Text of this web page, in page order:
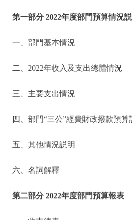
第一部分 2022年度部門預算情況
一、部門基本情況
二、2022年收入及支出總體情況
三、主要支出情況
四、部門“三公”經費財政撥款預算
五、其他情況説明
六、名詞解釋
第二部分 2022年度部門預算報表